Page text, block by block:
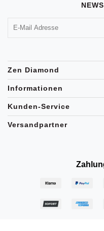
Zen Diamond
Informationen
Kunden-Service
Versandpartner